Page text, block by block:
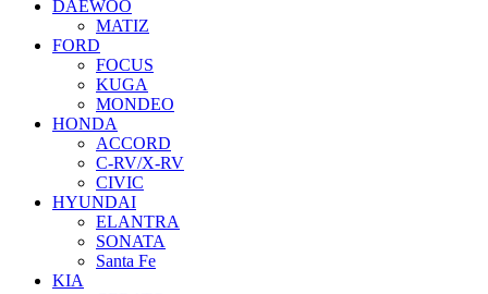
DAEWOO
MATIZ
FORD
FOCUS
KUGA
MONDEO
HONDA
ACCORD
C-RV/X-RV
CIVIC
HYUNDAI
ELANTRA
SONATA
Santa Fe
KIA